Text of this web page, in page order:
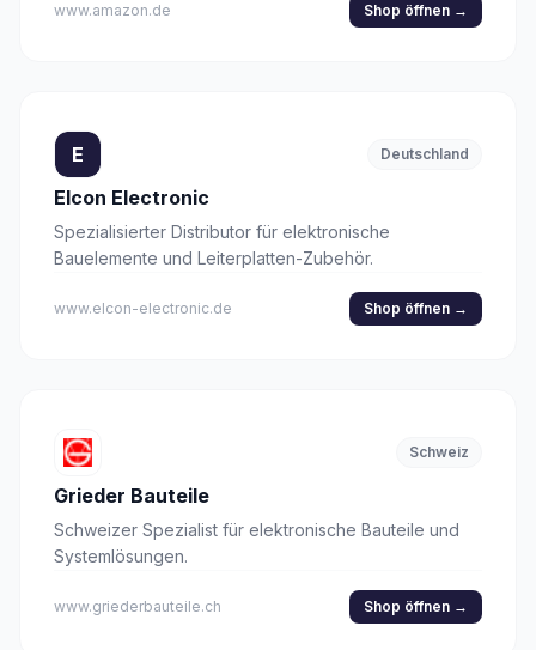
www.amazon.de Shop öffnen →
E Deutschland
Elcon Electronic
Spezialisierter Distributor für elektronische
Bauelemente und Leiterplatten-Zubehör.
www.elcon-electronic.de Shop öffnen →
Schweiz
Grieder Bauteile
Schweizer Spezialist für elektronische Bauteile und
Systemlösungen.
www.griederbauteile.ch Shop öffnen →